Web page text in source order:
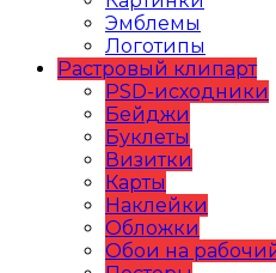
Эмблемы
Логотипы
Растровый клипарт
PSD-исходники
Бейджи
Буклеты
Визитки
Карты
Наклейки
Обложки
Обои на